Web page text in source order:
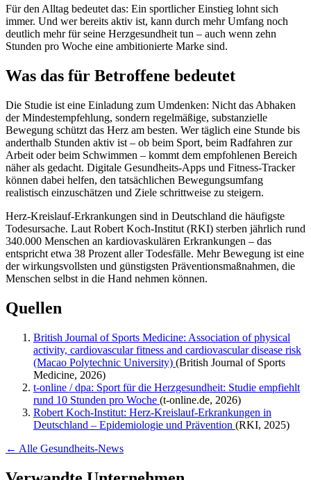
Für den Alltag bedeutet das: Ein sportlicher Einstieg lohnt sich
immer. Und wer bereits aktiv ist, kann durch mehr Umfang noch
deutlich mehr für seine Herzgesundheit tun – auch wenn zehn
Stunden pro Woche eine ambitionierte Marke sind.
Was das für Betroffene bedeutet
Die Studie ist eine Einladung zum Umdenken: Nicht das Abhaken
der Mindestempfehlung, sondern regelmäßige, substanzielle
Bewegung schützt das Herz am besten. Wer täglich eine Stunde bis
anderthalb Stunden aktiv ist – ob beim Sport, beim Radfahren zur
Arbeit oder beim Schwimmen – kommt dem empfohlenen Bereich
näher als gedacht. Digitale Gesundheits-Apps und Fitness-Tracker
können dabei helfen, den tatsächlichen Bewegungsumfang
realistisch einzuschätzen und Ziele schrittweise zu steigern.
Herz-Kreislauf-Erkrankungen sind in Deutschland die häufigste
Todesursache. Laut Robert Koch-Institut (RKI) sterben jährlich rund
340.000 Menschen an kardiovaskulären Erkrankungen – das
entspricht etwa 38 Prozent aller Todesfälle. Mehr Bewegung ist eine
der wirkungsvollsten und günstigsten Präventionsmaßnahmen, die
Menschen selbst in die Hand nehmen können.
Quellen
British Journal of Sports Medicine: Association of physical
activity, cardiovascular fitness and cardiovascular disease risk
(Macao Polytechnic University) (British Journal of Sports
Medicine, 2026)
t-online / dpa: Sport für die Herzgesundheit: Studie empfiehlt
rund 10 Stunden pro Woche (t-online.de, 2026)
Robert Koch-Institut: Herz-Kreislauf-Erkrankungen in
Deutschland – Epidemiologie und Prävention (RKI, 2025)
← Alle Gesundheits-News